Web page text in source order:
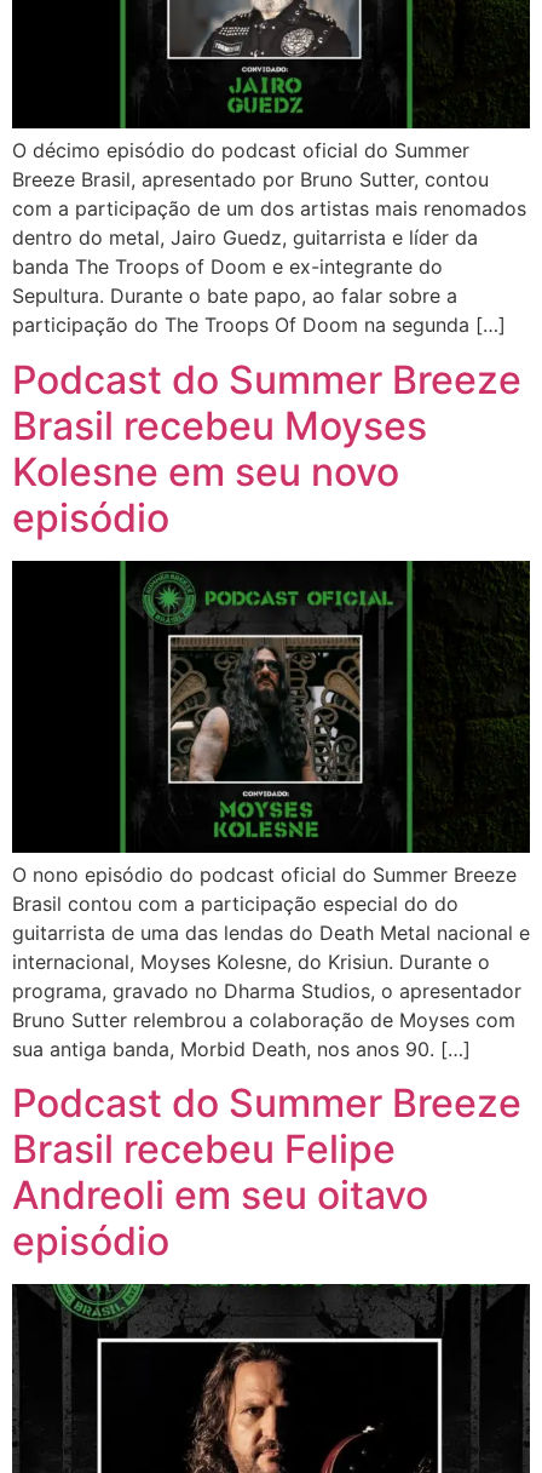
O décimo episódio do podcast oficial do Summer
Breeze Brasil, apresentado por Bruno Sutter, contou
com a participação de um dos artistas mais renomados
dentro do metal, Jairo Guedz, guitarrista e líder da
banda The Troops of Doom e ex-integrante do
Sepultura. Durante o bate papo, ao falar sobre a
participação do The Troops Of Doom na segunda […]
Podcast do Summer Breeze
Brasil recebeu Moyses
Kolesne em seu novo
episódio
O nono episódio do podcast oficial do Summer Breeze
Brasil contou com a participação especial do do
guitarrista de uma das lendas do Death Metal nacional e
internacional, Moyses Kolesne, do Krisiun. Durante o
programa, gravado no Dharma Studios, o apresentador
Bruno Sutter relembrou a colaboração de Moyses com
sua antiga banda, Morbid Death, nos anos 90. […]
Podcast do Summer Breeze
Brasil recebeu Felipe
Andreoli em seu oitavo
episódio